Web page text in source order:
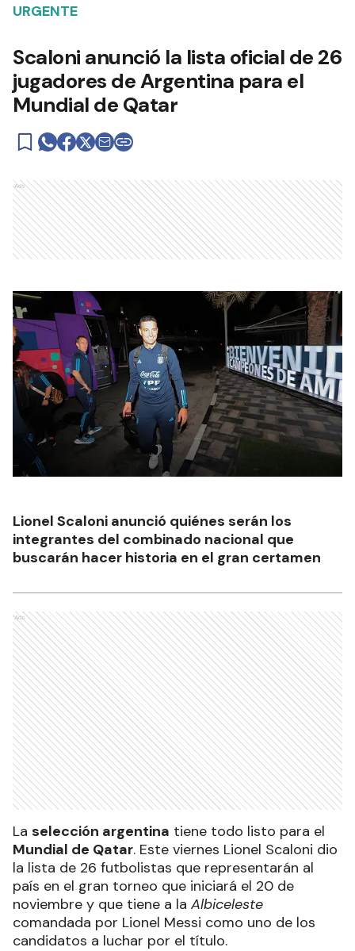
URGENTE
Scaloni anunció la lista oficial de 26
jugadores de Argentina para el
Mundial de Qatar
Ads
Lionel Scaloni anunció quiénes serán los
integrantes del combinado nacional que
buscarán hacer historia en el gran certamen
Ads
La selección argentina tiene todo listo para el
Mundial de Qatar. Este viernes Lionel Scaloni dio
la lista de 26 futbolistas que representarán al
país en el gran torneo que iniciará el 20 de
noviembre y que tiene a la Albiceleste
comandada por Lionel Messi como uno de los
candidatos a luchar por el título.